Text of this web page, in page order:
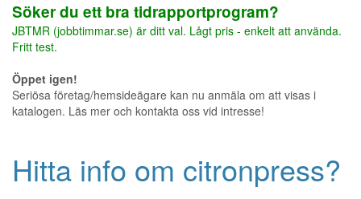
Söker du ett bra tidrapportprogram?
JBTMR (jobbtimmar.se) är ditt val. Lågt pris - enkelt att använda.
Fritt test.
Öppet igen!
Seriösa företag/hemsideägare kan nu anmäla om att visas i
katalogen. Läs mer och kontakta oss vid intresse!
Hitta info om citronpress?